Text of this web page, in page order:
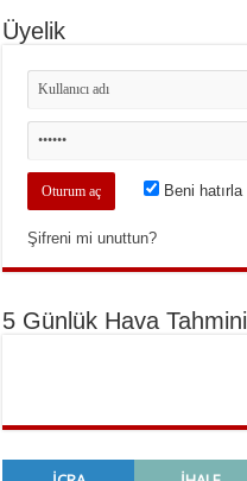
Üyelik
Beni hatırla
Şifreni mi unuttun?
5 Günlük Hava Tahmini